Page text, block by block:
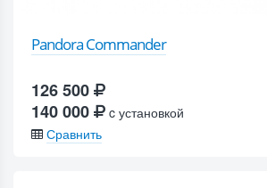
Pandora Commander
126 500
140 000
c установкой
Сравнить